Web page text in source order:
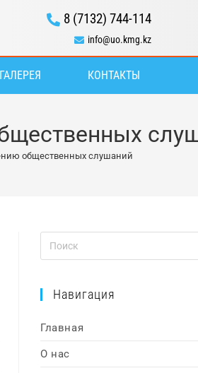
8 (7132) 744-114
info@uo.kmg.kz
ГАЛЕРЕЯ КОНТАКТЫ
общественных слушаний
Навигация
Главная
О нас